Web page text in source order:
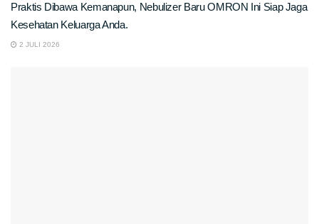
Praktis Dibawa Kemanapun, Nebulizer Baru OMRON Ini Siap Jaga
Kesehatan Keluarga Anda.
2 JULI 2026